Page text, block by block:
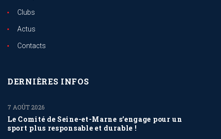
Clubs
Actus
Contacts
DERNIÈRES INFOS
Le Comité de Seine-et-Marne s’engage pour un
sport plus responsable et durable !
7 AOÛT 2026